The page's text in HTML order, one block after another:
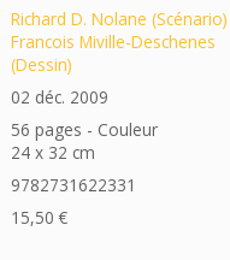
Richard D. Nolane (Scénario)
Francois Miville-Deschenes
(Dessin)
02 déc. 2009
56 pages - Couleur
24 x 32 cm
9782731622331
15,50 €